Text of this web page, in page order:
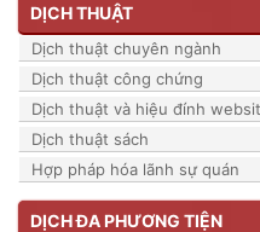
DỊCH THUẬT
Dịch thuật chuyên ngành
Dịch thuật công chứng
Dịch thuật và hiệu đính
Dịch thuật sách
Hợp pháp hóa lãnh sự quán
DỊCH ĐA PHƯƠNG TIỆN